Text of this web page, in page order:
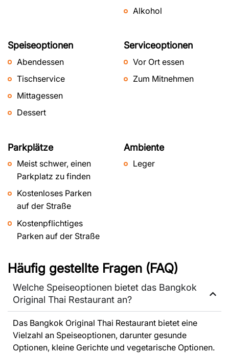
Alkohol
Speiseoptionen
Abendessen
Tischservice
Mittagessen
Dessert
Serviceoptionen
Vor Ort essen
Zum Mitnehmen
Parkplätze
Meist schwer, einen
Parkplatz zu finden
Kostenloses Parken
auf der Straße
Kostenpflichtiges
Parken auf der Straße
Ambiente
Leger
Häufig gestellte Fragen (FAQ)
Welche Speiseoptionen bietet das Bangkok
Original Thai Restaurant an?
Das Bangkok Original Thai Restaurant bietet eine
Vielzahl an Speiseoptionen, darunter gesunde
Optionen, kleine Gerichte und vegetarische Optionen.